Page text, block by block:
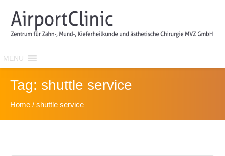
MENU
Tag: shuttle service
Home / shuttle service